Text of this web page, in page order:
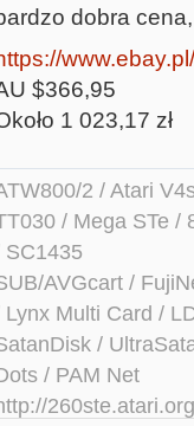
dobra
$366,95
1 023,17 zł
2 / Atari
/ Mega STe /
SC1435
AVGcart /
Lynx Multi Card /
/
/ PAM Net
260ste.atari.org